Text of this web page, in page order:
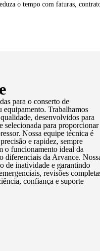
o tempo com faturas,
para o conserto de
equipamento. Trabalhamos
desenvolvidos para
selecionada para proporcionar
Nossa equipe técnica é
e rapidez, sempre
o funcionamento ideal da
diferenciais da Arvance.
de inatividade e garantindo
revisões
confiança e suporte